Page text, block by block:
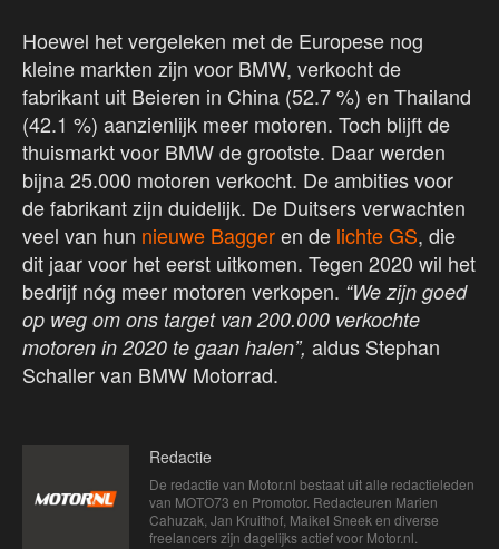
Hoewel het vergeleken met de Europese nog
kleine markten zijn voor BMW, verkocht de
fabrikant uit Beieren in China (52.7 %) en Thailand
(42.1 %) aanzienlijk meer motoren. Toch blijft de
thuismarkt voor BMW de grootste. Daar werden
bijna 25.000 motoren verkocht. De ambities voor
de fabrikant zijn duidelijk. De Duitsers verwachten
veel van hun nieuwe Baggeren de lichte GS, die
dit jaar voor het eerst uitkomen. Tegen 2020 wil het
bedrijf nóg meer motoren verkopen. “We zijn goed
op weg om ons target van 200.000 verkochte
motoren in 2020 te gaan halen”, aldus Stephan
Schaller van BMW Motorrad.
Redactie
De redactie van Motor.nl bestaat uit alle redactieleden
van MOTO73 en Promotor. Redacteuren Marien
Cahuzak, Jan Kruithof, Maikel Sneek en diverse
freelancers zijn dagelijks actief voor Motor.nl.